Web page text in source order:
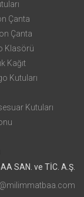
Çanta
Çanta
Klasörü
Kağıt
Kutuları
Kutuları
SAN. ve TİC. A.Ş.